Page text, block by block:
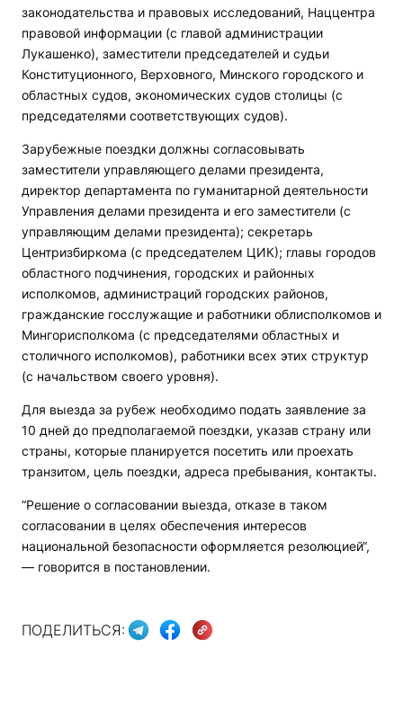
законодательства и правовых исследований, Наццентра
правовой информации (с главой администрации
Лукашенко), заместители председателей и судьи
Конституционного, Верховного, Минского городского и
областных судов, экономических судов столицы (с
председателями соответствующих судов).
Зарубежные поездки должны согласовывать
заместители управляющего делами президента,
директор департамента по гуманитарной деятельности
Управления делами президента и его заместители (с
управляющим делами президента); секретарь
Центризбиркома (с председателем ЦИК); главы городов
областного подчинения, городских и районных
исполкомов, администраций городских районов,
гражданские госслужащие и работники облисполкомов и
Мингорисполкома (с председателями областных и
столичного исполкомов), работники всех этих структур
(с начальством своего уровня).
Для выезда за рубеж необходимо подать заявление за
10 дней до предполагаемой поездки, указав страну или
страны, которые планируется посетить или проехать
транзитом, цель поездки, адреса пребывания, контакты.
“Решение о согласовании выезда, отказе в таком
согласовании в целях обеспечения интересов
национальной безопасности оформляется резолюцией“,
— говорится в постановлении.
ПОДЕЛИТЬСЯ: